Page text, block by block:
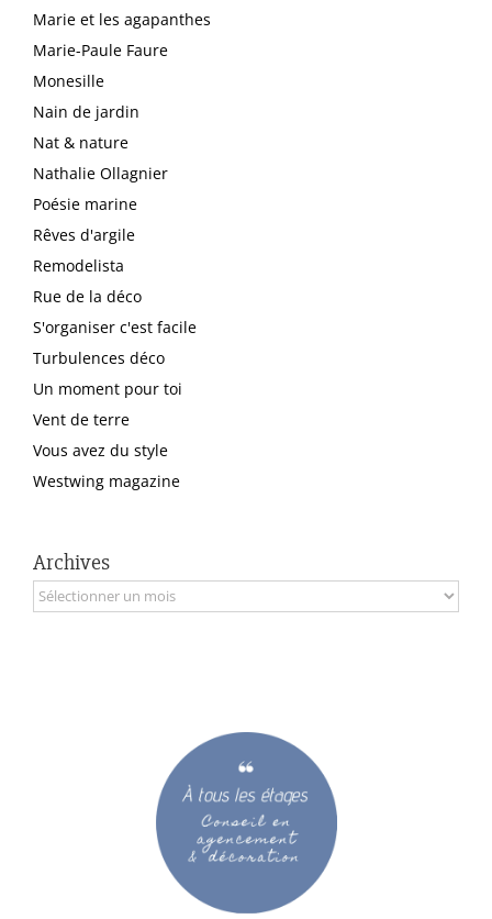
Marie et les agapanthes
Marie-Paule Faure
Monesille
Nain de jardin
Nat & nature
Nathalie Ollagnier
Poésie marine
Rêves d'argile
Remodelista
Rue de la déco
S'organiser c'est facile
Turbulences déco
Un moment pour toi
Vent de terre
Vous avez du style
Westwing magazine
Archives
Archives